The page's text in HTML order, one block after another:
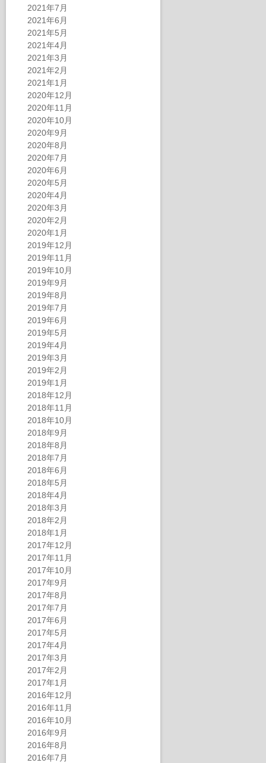
2021年7月
2021年6月
2021年5月
2021年4月
2021年3月
2021年2月
2021年1月
2020年12月
2020年11月
2020年10月
2020年9月
2020年8月
2020年7月
2020年6月
2020年5月
2020年4月
2020年3月
2020年2月
2020年1月
2019年12月
2019年11月
2019年10月
2019年9月
2019年8月
2019年7月
2019年6月
2019年5月
2019年4月
2019年3月
2019年2月
2019年1月
2018年12月
2018年11月
2018年10月
2018年9月
2018年8月
2018年7月
2018年6月
2018年5月
2018年4月
2018年3月
2018年2月
2018年1月
2017年12月
2017年11月
2017年10月
2017年9月
2017年8月
2017年7月
2017年6月
2017年5月
2017年4月
2017年3月
2017年2月
2017年1月
2016年12月
2016年11月
2016年10月
2016年9月
2016年8月
2016年7月